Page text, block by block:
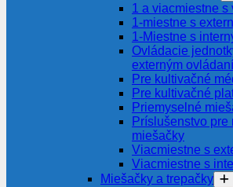
1 a viacmiestne s
1-miestne s
1-Miestne s
Ovládacie
externým
Pre kultivačné
Pre kultivačné
Priemyselné
Príslušenstvo pre
miešačky
Viacmiestne s
Viacmiestne s
Miešačky a trepačky